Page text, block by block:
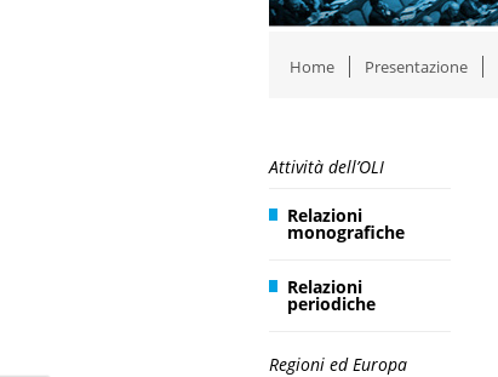
Home Presentazione
Attività dell’OLI
Relazioni
monografiche
Relazioni
periodiche
Regioni ed Europa